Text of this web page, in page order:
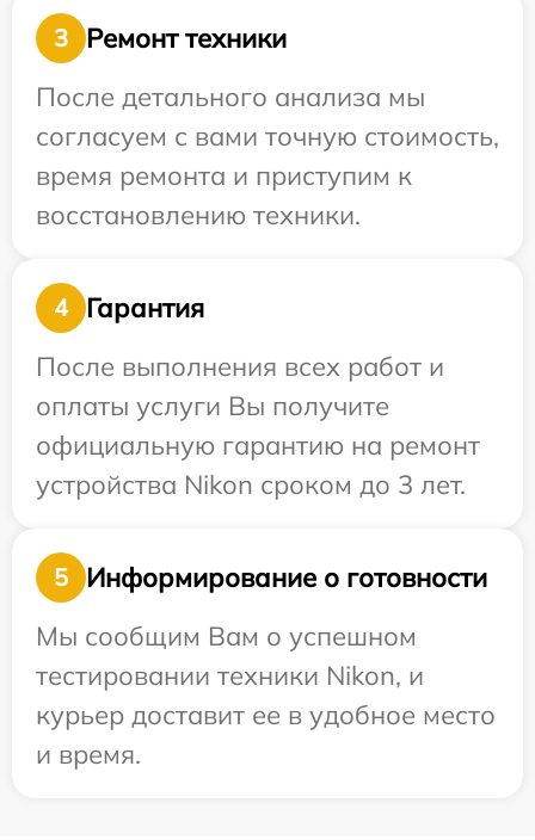
3
Ремонт техники
После детального анализа мы
согласуем с вами точную стоимость,
время ремонта и приступим к
восстановлению техники.
4
Гарантия
После выполнения всех работ и
оплаты услуги Вы получите
официальную гарантию на ремонт
устройства Nikon сроком до 3 лет.
5
Информирование о готовности
Мы сообщим Вам о успешном
тестировании техники Nikon, и
курьер доставит ее в удобное место
и время.